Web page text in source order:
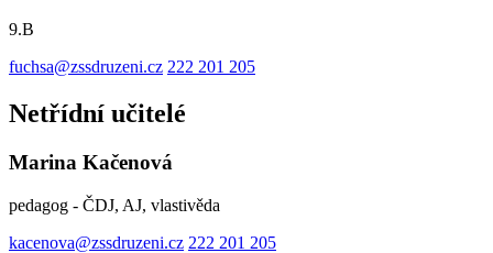
9.B
fuchsa@zssdruzeni.cz 222 201 205
Netřídní učitelé
Marina Kačenová
pedagog - ČDJ, AJ, vlastivěda
kacenova@zssdruzeni.cz 222 201 205